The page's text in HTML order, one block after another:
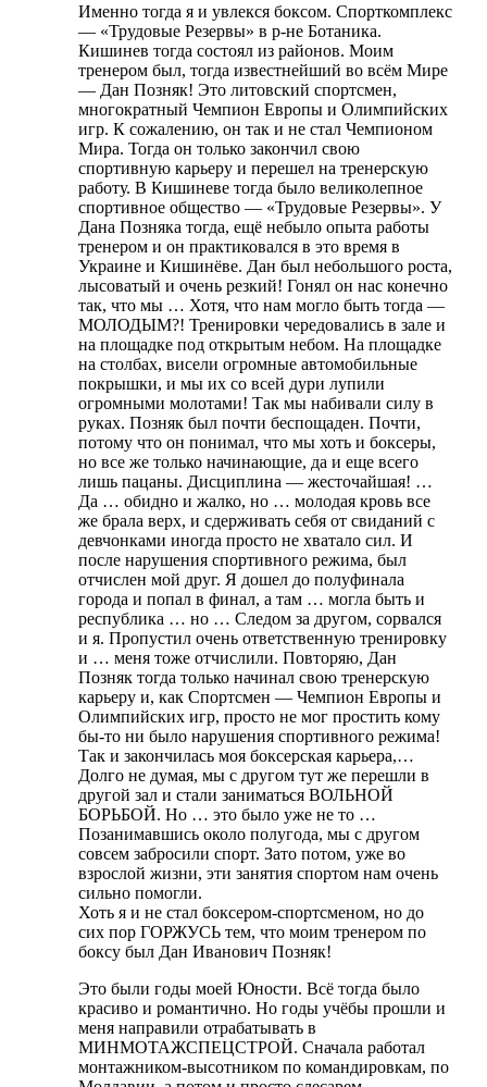
Именно тогда я и увлекся боксом. Спорткомплекс
— «Трудовые Резервы» в р-не Ботаника.
Кишинев тогда состоял из районов. Моим
тренером был, тогда известнейший во всём Мире
— Дан Позняк! Это литовский спортсмен,
многократный Чемпион Европы и Олимпийских
игр. К сожалению, он так и не стал Чемпионом
Мира. Тогда он только закончил свою
спортивную карьеру и перешел на тренерскую
работу. В Кишиневе тогда было великолепное
спортивное общество — «Трудовые Резервы». У
Дана Позняка тогда, ещё небыло опыта работы
тренером и он практиковался в это время в
Украине и Кишинёве. Дан был небольшого роста,
лысоватый и очень резкий! Гонял он нас конечно
так, что мы … Хотя, что нам могло быть тогда —
МОЛОДЫМ?! Тренировки чередовались в зале и
на площадке под открытым небом. На площадке
на столбах, висели огромные автомобильные
покрышки, и мы их со всей дури лупили
огромными молотами! Так мы набивали силу в
руках. Позняк был почти беспощаден. Почти,
потому что он понимал, что мы хоть и боксеры,
но все же только начинающие, да и еще всего
лишь пацаны. Дисциплина — жесточайшая! …
Да … обидно и жалко, но … молодая кровь все
же брала верх, и сдерживать себя от свиданий с
девчонками иногда просто не хватало сил. И
после нарушения спортивного режима, был
отчислен мой друг. Я дошел до полуфинала
города и попал в финал, а там … могла быть и
республика … но … Следом за другом, сорвался
и я. Пропустил очень ответственную тренировку
и … меня тоже отчислили. Повторяю, Дан
Позняк тогда только начинал свою тренерскую
карьеру и, как Спортсмен — Чемпион Европы и
Олимпийских игр, просто не мог простить кому
бы-то ни было нарушения спортивного режима!
Так и закончилась моя боксерская карьера,…
Долго не думая, мы с другом тут же перешли в
другой зал и стали заниматься ВОЛЬНОЙ
БОРЬБОЙ. Но … это было уже не то …
Позанимавшись около полугода, мы с другом
совсем забросили спорт. Зато потом, уже во
взрослой жизни, эти занятия спортом нам очень
сильно помогли.
Хоть я и не стал боксером-спортсменом, но до
сих пор ГОРЖУСЬ тем, что моим тренером по
боксу был Дан Иванович Позняк!
Это были годы моей Юности. Всё тогда было
красиво и романтично. Но годы учёбы прошли и
меня направили отрабатывать в
МИНМОТАЖСПЕЦСТРОЙ. Сначала работал
монтажником-высотником по командировкам, по